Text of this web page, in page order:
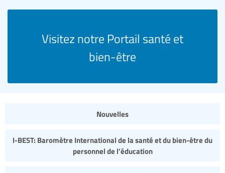
Visitez notre Portail santé et
bien-être
Nouvelles
I-BEST: Baromètre International de la santé et du bien-être du
personnel de l’éducation